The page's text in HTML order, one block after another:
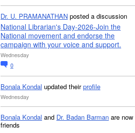
Dr. U. PRAMANATHAN posted a discussion
National Librarian's Day-2026-Join the
National movement and endorse the
campaign with your voice and support.
Wednesday
0
Bonala Kondal updated theirprofile
Wednesday
Bonala Kondal and Dr. Badan Barman are now
friends